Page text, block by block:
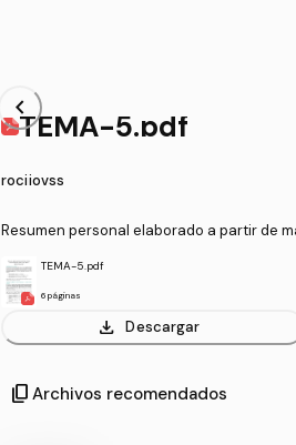
chevron_left
TEMA-5.pdf
rociiovss
Resumen personal elaborado a partir de
TEMA-5.pdf
6 páginas
download Descargar
content_copy Archivos recomendados